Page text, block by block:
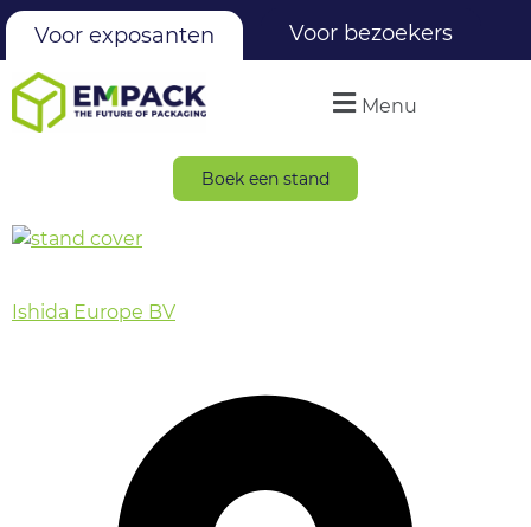
Voor exposanten Voor bezoekers
Menu
Boek een stand
Ishida Europe BV